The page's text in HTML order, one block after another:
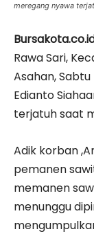
meregang nyawa
Rawa Sari,
Asahan,
Edianto
terjatuh saat
Adik korban
pemanen
memanen
menunggu